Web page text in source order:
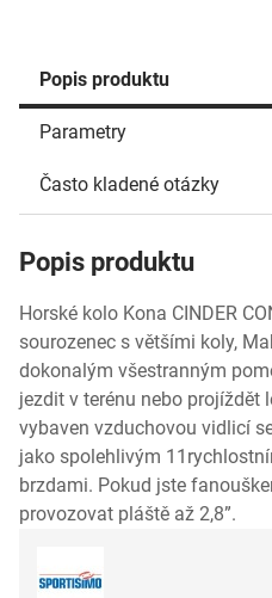
Popis produktu
Parametry
Často kladené otázky
Popis produktu
Horské kolo Kona CINDER
sourozenec s většími koly,
dokonalým všestranným
jezdit v terénu nebo projíždět
vybaven vzduchovou vidlicí
jako spolehlivým
brzdami. Pokud jste
provozovat pláště až 2,8”.